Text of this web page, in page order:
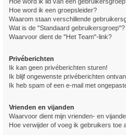
Hoe word ik een groepsleider?
Waarom staan verschillende
Wat is de "Standaard gebruikersgroep"?
Waarvoor dient de "Het Team"-link?
Privéberichten
Ik kan geen privéberichten sturen!
Ik blijf ongewenste privéberichten
Ik heb spam of een e-mail met
Vrienden en vijanden
Waarvoor dient mijn vrienden- en
Hoe verwijder of voeg ik gebruikers toe